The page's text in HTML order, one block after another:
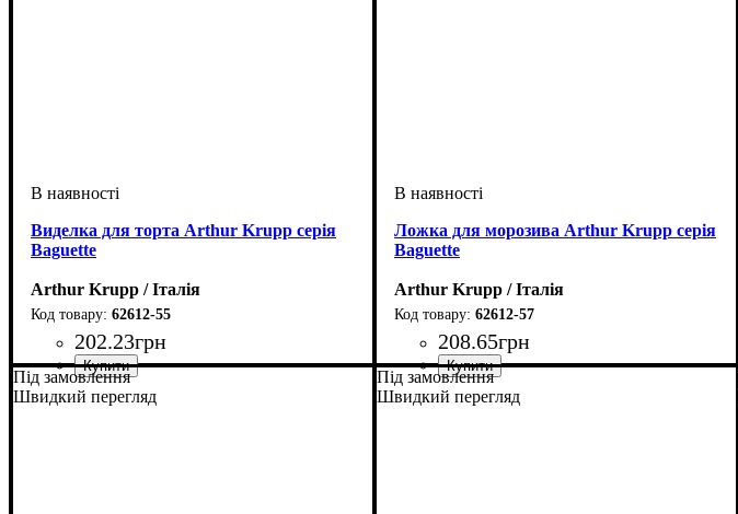
Виделка для торта Arthur Krupp серія
Baguette
Arthur Krupp / Італія
62612-55
202.23грн
Ложка для морозива Arthur Krupp серія
Baguette
Arthur Krupp / Італія
62612-57
208.65грн
Під замовлення
Швидкий перегляд
Під замовлення
Швидкий перегляд